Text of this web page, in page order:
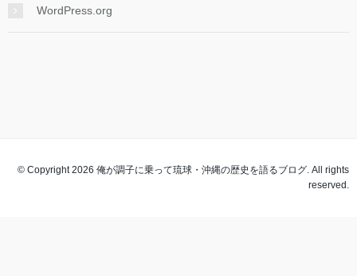
WordPress.org
© Copyright 2026 俺が調子に乗って琉球・沖縄の歴史を語るブログ. All rights
reserved.